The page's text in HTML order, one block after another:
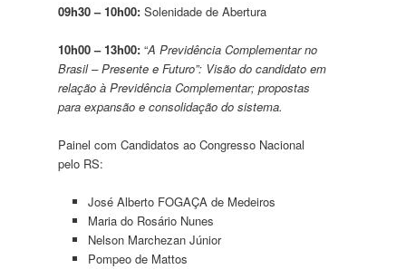
09h30 – 10h00: Solenidade de Abertura
10h00 – 13h00:“A Previdência Complementar no
Brasil – Presente e Futuro”: Visão do candidato em
relação à Previdência Complementar; propostas
para expansão e consolidação do sistema.
Painel com Candidatos ao Congresso Nacional
pelo RS:
José Alberto FOGAÇA de Medeiros
Maria do Rosário Nunes
Nelson Marchezan Júnior
Pompeo de Mattos